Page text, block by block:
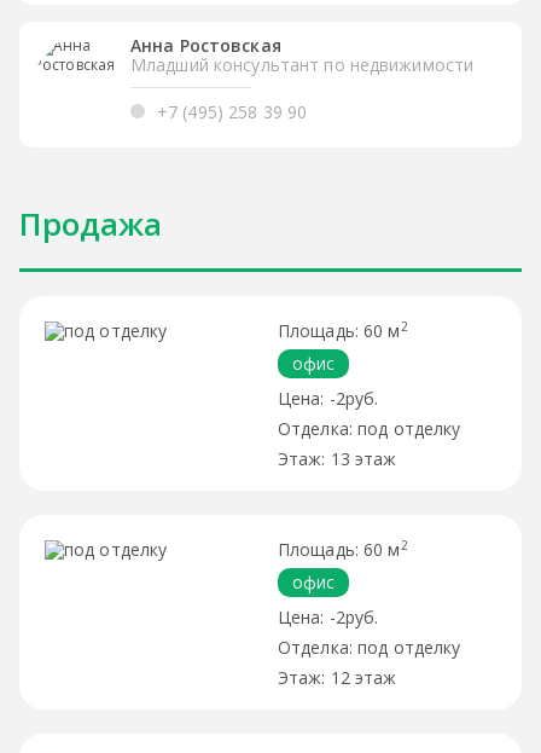
Анна Ростовская
Младший консультант по недвижимости
+7 (495) 258 39 90
Продажа
60 м 2
офис
-2руб.
под отделку
13 этаж
60 м 2
офис
-2руб.
под отделку
12 этаж